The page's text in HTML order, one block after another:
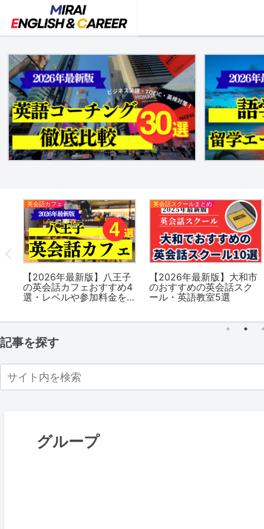
英会話カフェ
【2026年最新版】八王子
の英会話カフェおすすめ4
選・レベルや参加料金を
英会話スクールまとめ
【2026年最新版】大和市
のおすすめの英会話スク
ール・英語教室5選
記事を探す
グループ